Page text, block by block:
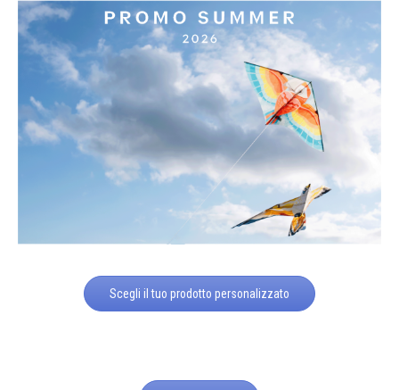
Scegli il tuo prodotto personalizzato